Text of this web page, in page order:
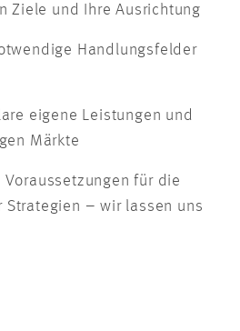
Ziele und Ihre Ausrichtung
Handlungsfelder
eigene Leistungen und
Märkte
für die
Strategien – wir lassen uns